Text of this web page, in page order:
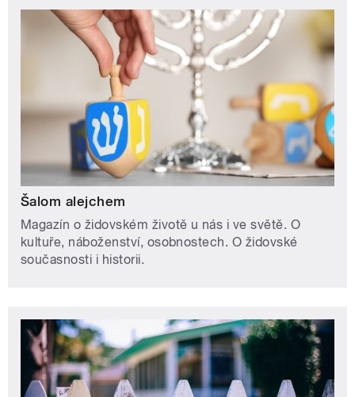
Šalom alejchem
Magazín o židovském životě u nás i ve světě. O
kultuře, náboženství, osobnostech. O židovské
současnosti i historii.